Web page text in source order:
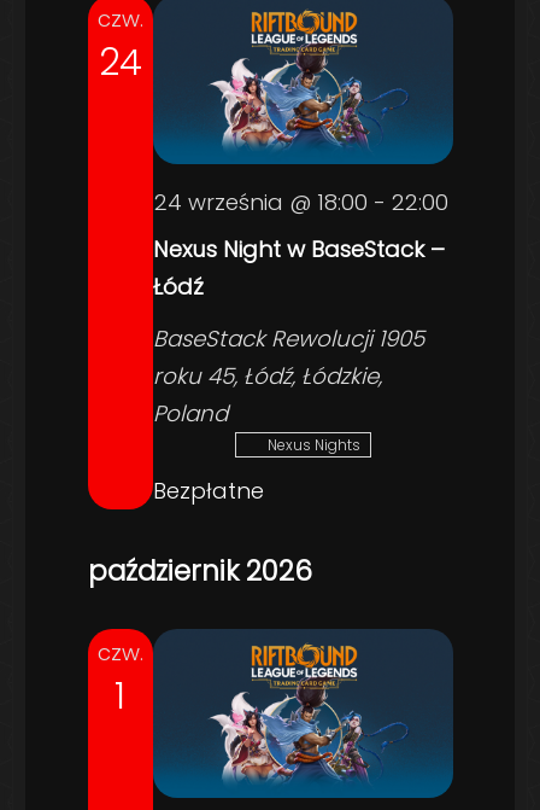
czw.
24
Nexus Night w BaseStack –
Łódź
24 września @ 18:00 - 22:00
BaseStackRewolucji 1905
roku 45, Łódź, Łódzkie,
Poland
Nexus Nights
Bezpłatne
październik 2026
czw.
1